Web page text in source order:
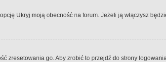
Ukryj moją obecność na forum. Jeżeli ją włączysz
zresetowania go. Aby zrobić to przejdź do strony